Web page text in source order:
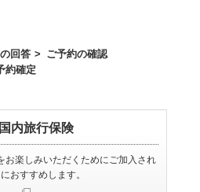
回答
ご予約の確認
約確定
国内旅行保険
お楽しみいただくためにご加入され
おすすめします。